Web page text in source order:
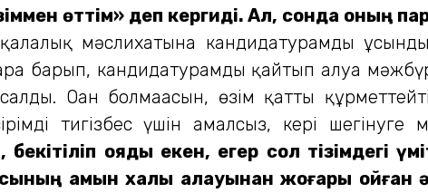
өттім» деп кергиді. Ал, сонда оның
мәслихатына кандидатурамды
барып, кандидатурамды қайтып алуға
Оған болмағасын, өзім қатты
тигізбес үшін амалсыз, кері
қояды екен, егер сол тізімдегі
қамын халық қалауынан жоғары қойған